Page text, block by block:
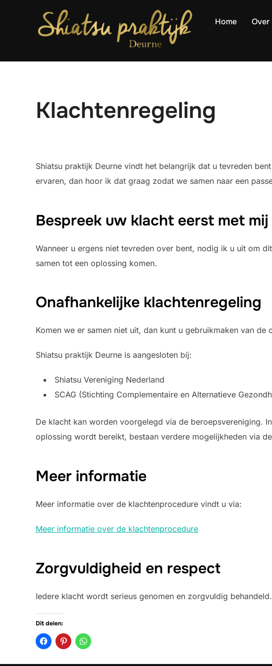
Home Over
Klachtenregeling
Shiatsu praktijk Deurne vindt het belangrijk dat u tevreden
ervaren, dan hoor ik dat graag zodat we samen naar een
Bespreek uw klacht eerst met mij
Wanneer u ergens niet tevreden over bent, nodig ik u uit om
samen tot een oplossing komen.
Onafhankelijke klachtenregeling
Komen we er samen niet uit, dan kunt u gebruikmaken van
Shiatsu praktijk Deurne is aangesloten bij:
Shiatsu Vereniging Nederland
SCAG (Stichting Complementaire en Alternatieve
De klacht kan worden voorgelegd via de beroepsvereniging.
oplossing wordt bereikt, bestaan verdere mogelijkheden via
Meer informatie
Meer informatie over de klachtenprocedure vindt u via:
Meer informatie over de klachtenprocedure
Zorgvuldigheid en respect
Iedere klacht wordt serieus genomen en zorgvuldig
Dit delen: